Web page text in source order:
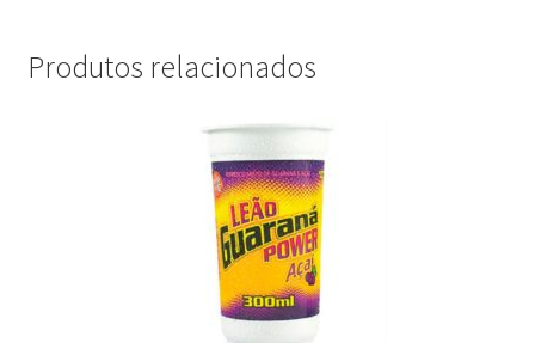
Produtos relacionados